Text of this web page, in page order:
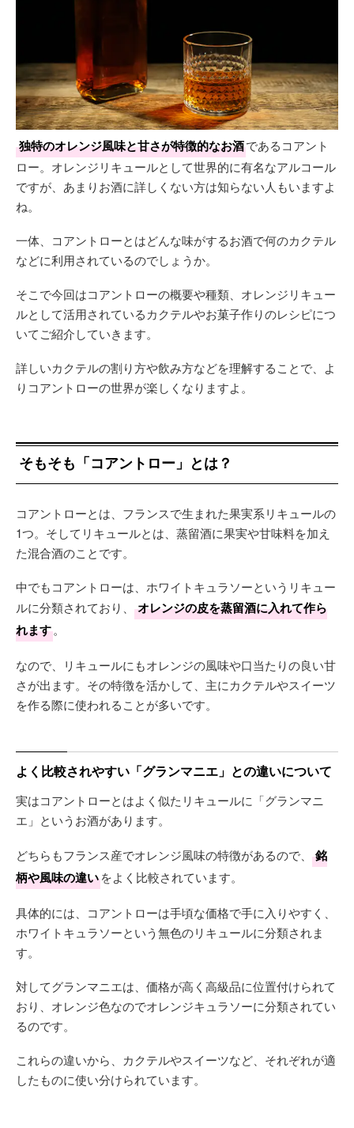
独特のオレンジ風味と甘さが特徴的なお酒であるコアント
ロー。オレンジリキュールとして世界的に有名なアルコール
ですが、あまりお酒に詳しくない方は知らない人もいますよ
ね。
一体、コアントローとはどんな味がするお酒で何のカクテル
などに利用されているのでしょうか。
そこで今回はコアントローの概要や種類、オレンジリキュー
ルとして活用されているカクテルやお菓子作りのレシピにつ
いてご紹介していきます。
詳しいカクテルの割り方や飲み方などを理解することで、よ
りコアントローの世界が楽しくなりますよ。
そもそも「コアントロー」とは？
コアントローとは、フランスで生まれた果実系リキュールの
1つ。そしてリキュールとは、蒸留酒に果実や甘味料を加え
た混合酒のことです。
中でもコアントローは、ホワイトキュラソーというリキュー
ルに分類されており、
オレンジの皮を蒸留酒に入れて作ら
れます。
なので、リキュールにもオレンジの風味や口当たりの良い甘
さが出ます。その特徴を活かして、主にカクテルやスイーツ
を作る際に使われることが多いです。
よく比較されやすい「グランマニエ」との違いについて
実はコアントローとはよく似たリキュールに「グランマニ
エ」というお酒があります。
どちらもフランス産でオレンジ風味の特徴があるので、
銘
柄や風味の違いをよく比較されています。
具体的には、コアントローは手頃な価格で手に入りやすく、
ホワイトキュラソーという無色のリキュールに分類されま
す。
対してグランマニエは、価格が高く高級品に位置付けられて
おり、オレンジ色なのでオレンジキュラソーに分類されてい
るのです。
これらの違いから、カクテルやスイーツなど、それぞれが適
したものに使い分けられています。